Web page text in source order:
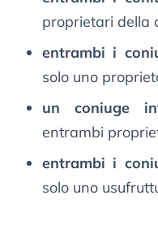
proprietari della
entrambi i
solo uno
un coniuge
entrambi
entrambi i
solo uno